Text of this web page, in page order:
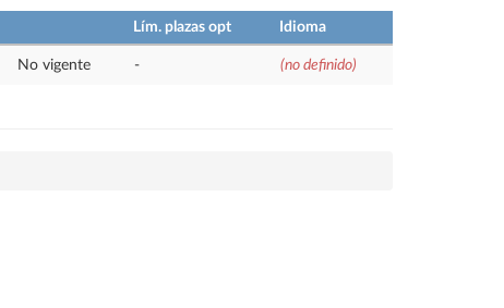
Lím. plazas opt Idioma
No vigente - (no definido)